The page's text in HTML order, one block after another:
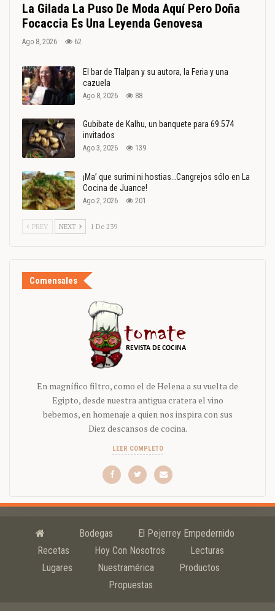
La Gilada La Puso De Moda Aquí Pero Doña
Focaccia Es Una Leyenda Genovesa
Ago 8, 2026 62
El bar de Tlalpan y su autora, la Feria y una
cazuela
Ago 8, 2026 88
Gubibate de Kalhu, un banquete para 69.574
invitados
Ago 3, 2026 139
¡Ma’ que surimi ni hostias…Cangrejos sólo en La
Cocina de Juance!
Ago 2, 2026 201
PREV NEXT 1 De 239
Comensales
En magnífico filtro, como el de Helena a su vuelta de
Egipto, desde nuestra antigua cratera el vino
bebemos, en homenaje a quien nos inspira con sus
Diez descansos de cocina.
LEER COMPLETO
Bodegas
El Pejerrey Empedernido
Recetas
Hoy Con Nosotros
Lecturas
Lugares
Nuestramérica
Productos
Propuestas